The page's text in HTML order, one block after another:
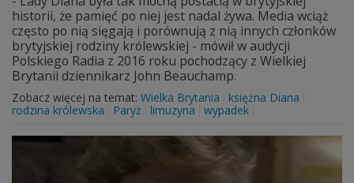
historii, że pamięć po niej jest nadal żywa. Media wciąż
często po nią sięgają i porównują z nią innych członków
brytyjskiej rodziny królewskiej - mówił w audycji
Polskiego Radia z 2016 roku pochodzący z Wielkiej
Brytanii dziennikarz John Beauchamp.
Zobacz więcej na temat: Wielka Brytania
księżna Diana
rodzina królewska
Paryż limuzyna wypadek